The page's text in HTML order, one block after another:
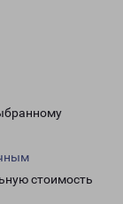
стоимость